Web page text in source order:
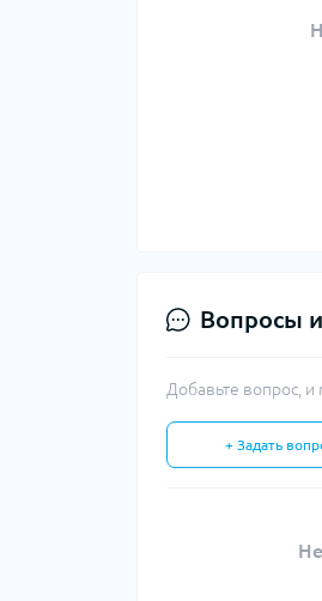
Вопросы
Добавьте вопрос,
+ Задать